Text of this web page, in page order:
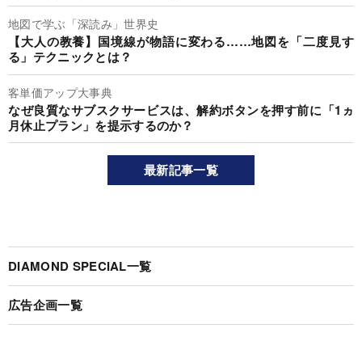
地図で学ぶ「深読み」世界史
【大人の教養】国境線が物語に変わる……地図を「二度見す
る」テクニックとは？
客単価アップ大事典
なぜ良質なサブスクサービスは、解約ボタンを押す前に「1ヵ
月休止プラン」を提示するのか？
最新記事一覧
DIAMOND SPECIAL一覧
広告企画一覧